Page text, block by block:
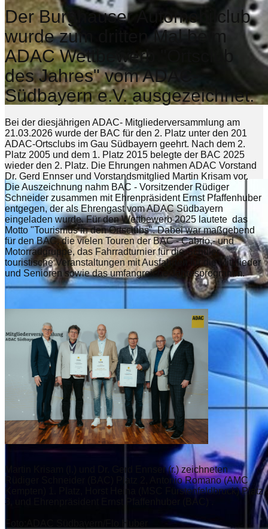
Der Burghauser Automobilclub
wurde zum dritten Mal beim
ADAC Wettbewerb "Ortsclub
des Jahres" vom ADAC-
Südbayern e.V. ausgezeichnet.
Bei der diesjährigen ADAC- Mitgliederversammlung am
21.03.2026 wurde der BAC für den 2. Platz unter den 201
ADAC-Ortsclubs im Gau Südbayern geehrt. Nach dem 2.
Platz 2005 und dem 1. Platz 2015 belegte der BAC 2025
wieder den 2. Platz. Die Ehrungen nahmen ADAC Vorstand
Dr. Gerd Ennser und Vorstandsmitglied Martin Krisam vor.
Die Auszeichnung nahm BAC - Vorsitzender Rüdiger
Schneider zusammen mit Ehrenpräsident Ernst Pfaffenhuber
entgegen, der als Ehrengast vom ADAC Südbayern
eingeladen wurde. Für den Wettbewerb 2025 lautete das
Motto "Tourismus in den Ortsclubs". Dabei war maßgebend
für den BAC, die vielen Touren der BAC - Cabrio,- und
Motorradgruppe, das Fahrradturnier für die Schüler,
touristische Veranstaltungen mit Ausfahrten für die Mitglieder
und Senioren sowie das umfangreiche Jahresprogramm.
Martin Krisam (l.) und Dr. Gerd Ennser (r.) zeichneten
Rüdiger Schneider (BAC) Platz 2, Antonio Romano (AMC
Kempten) 1. Platz, Horst Heina (MSC Fürstenfeldbruck) Platz
3, und Ehrenpräsident Ernst Pfaffenhuber (BAC) .
Foto:ADAC Südbayern/Flo Huber